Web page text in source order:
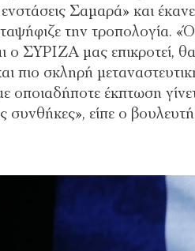
Σαμαρά» και
την τροπολογία.
ο ΣΥΡΙΖΑ μας επικροτεί,
πιο σκληρή
έκπτωση
συνθήκες», είπε ο